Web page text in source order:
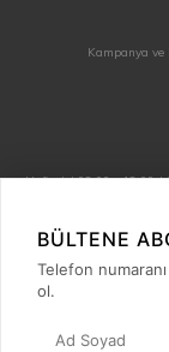
Kampanya
Hafta içi 08:00 - 18:00 /
Kategoriler
BÜLTENE
Telefon
ol.